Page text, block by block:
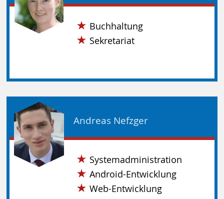
Buchhaltung
Sekretariat
Andreas Nefzger
Systemadministration
Android-Entwicklung
Web-Entwicklung